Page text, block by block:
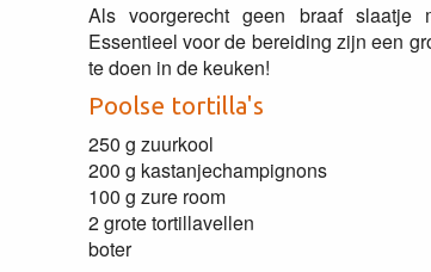
Als voorgerecht geen braaf slaatje
Essentieel voor de bereiding zijn een
te doen in de keuken!
Poolse tortilla's
250 g zuurkool
200 g kastanjechampignons
100 g zure room
2 grote tortillavellen
boter